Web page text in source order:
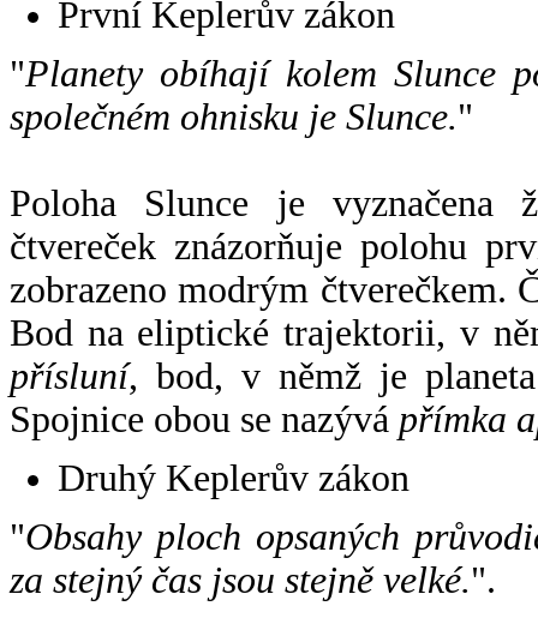
První Keplerův zákon
"Planety obíhají kolem Slunce
společném ohnisku je Slunce."
Poloha Slunce je vyznačena
čtvereček znázorňuje polohu
zobrazeno modrým čtverečkem.
Bod na eliptické trajektorii, v
přísluní, bod, v němž je
Spojnice obou se nazývá přímka
Druhý Keplerův zákon
"Obsahy ploch opsaných
za stejný čas jsou stejně velké.".